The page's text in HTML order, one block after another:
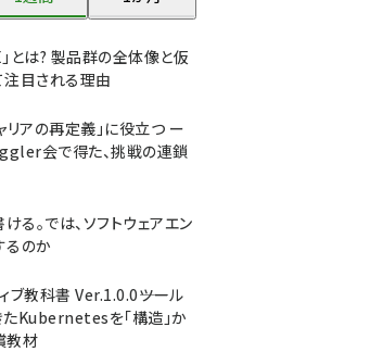
とは? 製品群の全体像と仮
目される理由
アの再定義」に役立つ ー
会で得た、挑戦の連鎖
る。では、ソフトウェアエン
るのか
ブ教科書 Ver.1.0.0――ツール
Kubernetesを「構造」か
教材